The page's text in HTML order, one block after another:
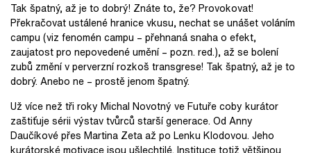
Tak špatný, až je to dobrý! Znáte to, že? Provokovat!
Překračovat ustálené hranice vkusu, nechat se unášet voláním
campu (viz fenomén campu – přehnaná snaha o efekt,
zaujatost pro nepovedené umění – pozn. red.), až se bolení
zubů změní v perverzní rozkoš transgrese! Tak špatný, až je to
dobrý. Anebo ne – prostě jenom špatný.
Už více než tři roky Michal Novotný ve Futuře coby kurátor
zaštiťuje sérii výstav tvůrců starší generace. Od Anny
Daučíkové přes Martina Zeta až po Lenku Klodovou. Jeho
kurátorské motivace jsou ušlechtilé. Instituce totiž většinou